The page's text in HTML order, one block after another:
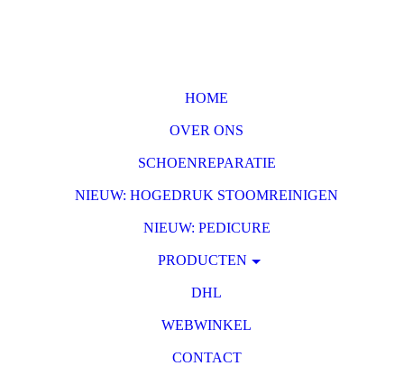
HOME
OVER ONS
SCHOENREPARATIE
NIEUW: HOGEDRUK STOOMREINIGEN
NIEUW: PEDICURE
PRODUCTEN
DHL
WEBWINKEL
CONTACT